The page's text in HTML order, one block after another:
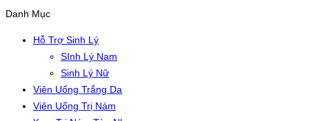
Danh Mục
Hỗ Trợ Sinh Lý
SInh Lý Nam
Sinh Lý Nữ
Viên Uống Trắng Da
Viên Uống Trị Nám